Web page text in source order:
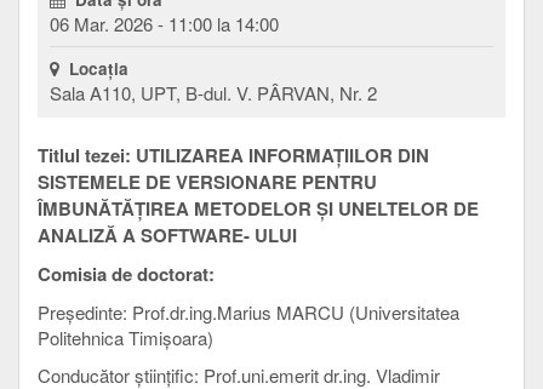
06 Mar. 2026 - 11:00 la 14:00
Locaţia
Sala A110, UPT, B-dul. V. PÂRVAN, Nr. 2
Titlul tezei: UTILIZAREA INFORMAȚIILOR DIN
SISTEMELE DE VERSIONARE PENTRU
ÎMBUNĂTĂȚIREA METODELOR ȘI UNELTELOR DE
ANALIZĂ A SOFTWARE- ULUI
Comisia de doctorat:
Președinte: Prof.dr.ing.Marius MARCU (Universitatea
Politehnica Timișoara)
Conducător științific: Prof.uni.emerit dr.ing. Vladimir